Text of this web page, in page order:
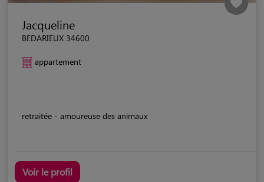
Jacqueline
BEDARIEUX 34600
appartement
retraitée - amoureuse des animaux
Voir le profil